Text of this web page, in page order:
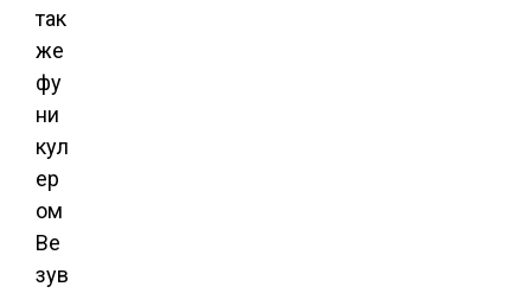
так
же
фу
ни
кул
ер
ом
Ве
зув